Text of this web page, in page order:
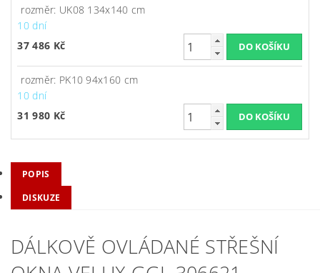
rozměr: UK08 134x140 cm
10 dní
37 486 Kč
rozměr: PK10 94x160 cm
10 dní
31 980 Kč
POPIS
DISKUZE
DÁLKOVĚ OVLÁDANÉ STŘEŠNÍ